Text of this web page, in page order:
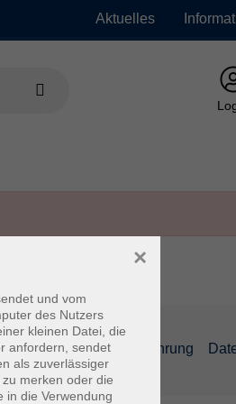
Aktuelles
AGB Widerrufsbelehrung
und vom
des Nutzers
kleinen Datei, die
anfordern, sendet
als zuverlässiger
merken oder die
in die Verwendung
×